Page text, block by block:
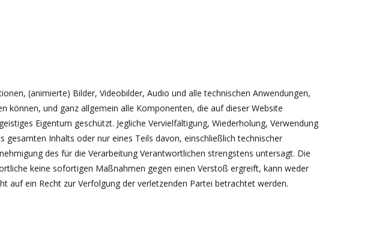
(animierte) Bilder, Videobilder, Audio und alle technischen Anwendungen,
können, und ganz allgemein alle Komponenten, die auf dieser Website
Eigentum geschützt. Jegliche Vervielfältigung, Wiederholung, Verwendung
Inhalts oder nur eines Teils davon, einschließlich technischer
des für die Verarbeitung Verantwortlichen strengstens untersagt. Die
keine sofortigen Maßnahmen gegen einen Verstoß ergreift, kann weder
auf ein Recht zur Verfolgung der verletzenden Partei betrachtet werden.